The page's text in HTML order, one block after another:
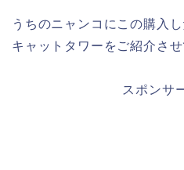
うちのニャンコにこの購入
キャットタワーをご紹介させ
スポンサ